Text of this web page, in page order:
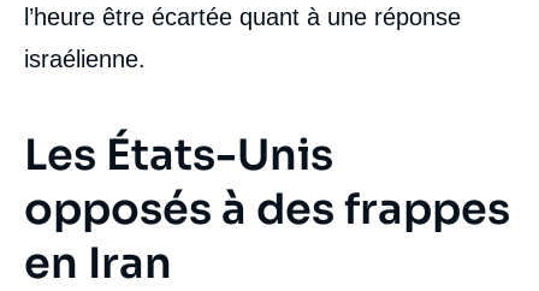
l’heure être écartée quant à une réponse
israélienne.
Les États-Unis
opposés à des frappes
en Iran